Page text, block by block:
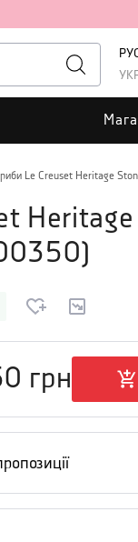
Le Creuset Heritage
Heritage
)
грн